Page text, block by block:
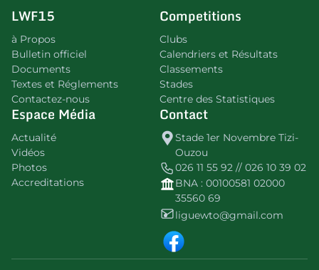
LWF15
à Propos
Bulletin officiel
Documents
Textes et Réglements
Contactez-nous
Competitions
Clubs
Calendriers et Résultats
Classements
Stades
Centre des Statistiques
Espace Média
Actualité
Vidéos
Photos
Accreditations
Contact
Stade 1er Novembre Tizi-
Ouzou
026 11 55 92 // 026 10 39 02
BNA : 00100581 02000
35560 69
liguewto@gmail.com